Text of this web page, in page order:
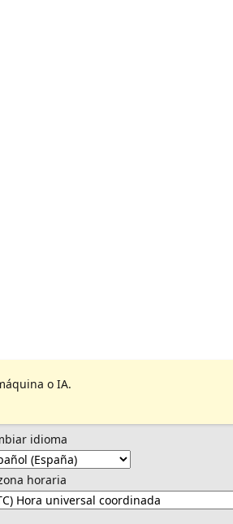
o IA.
idioma
horaria